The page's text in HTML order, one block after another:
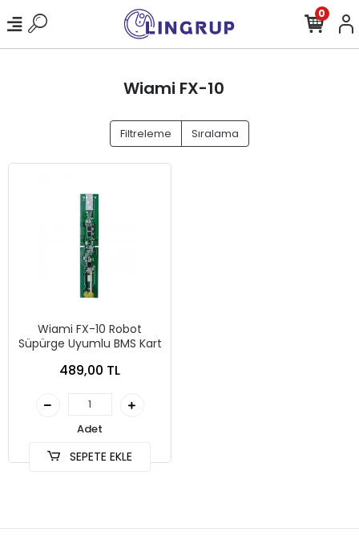
0
Wiami FX-10
Filtreleme Sıralama
Wiami FX-10 Robot
Süpürge Uyumlu BMS Kart
489,00 TL
Adet
SEPETE EKLE